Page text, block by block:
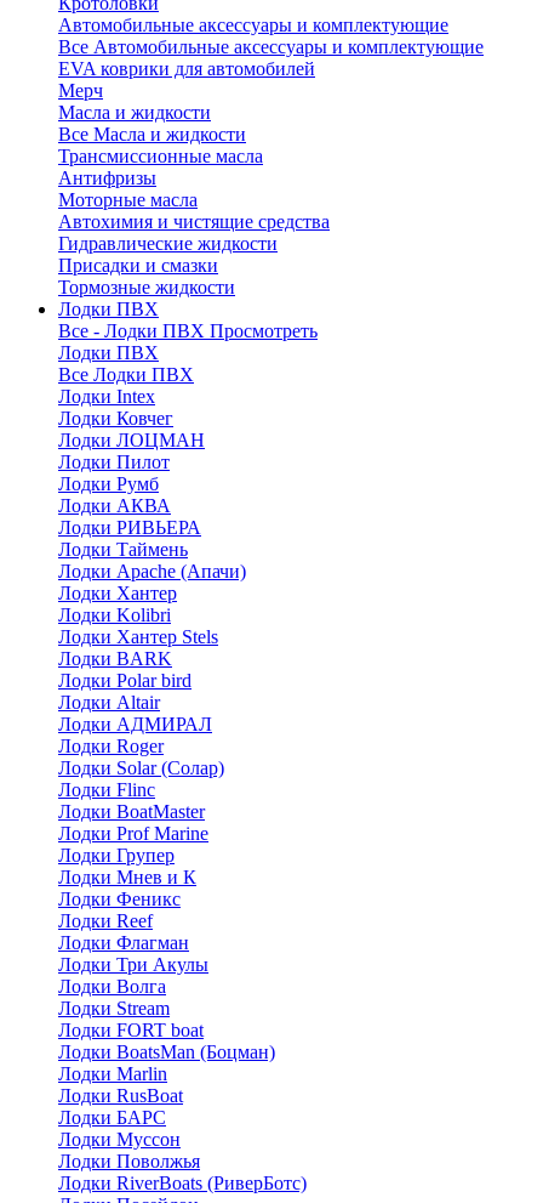
Автомобильные аксессуары и комплектующие
Все Автомобильные аксессуары и комплектующие
EVA коврики для автомобилей
Мерч
Масла и жидкости
Все Масла и жидкости
Трансмиссионные масла
Антифризы
Моторные масла
Автохимия и чистящие средства
Гидравлические жидкости
Присадки и смазки
Тормозные жидкости
Лодки ПВХ
Все - Лодки ПВХ Просмотреть
Лодки ПВХ
Все Лодки ПВХ
Лодки Intex
Лодки Ковчег
Лодки ЛОЦМАН
Лодки Пилот
Лодки Румб
Лодки АКВА
Лодки РИВЬЕРА
Лодки Таймень
Лодки Apache (Апачи)
Лодки Хантер
Лодки Kolibri
Лодки Хантер Stels
Лодки BARK
Лодки Polar bird
Лодки Altair
Лодки АДМИРАЛ
Лодки Roger
Лодки Solar (Солар)
Лодки Flinc
Лодки BoatMaster
Лодки Prof Marine
Лодки Групер
Лодки Мнев и К
Лодки Феникс
Лодки Reef
Лодки Флагман
Лодки Три Акулы
Лодки Волга
Лодки Stream
Лодки FORT boat
Лодки BoatsMan (Боцман)
Лодки Marlin
Лодки RusBoat
Лодки БАРС
Лодки Муссон
Лодки Поволжья
Лодки RiverBoats (РиверБотс)